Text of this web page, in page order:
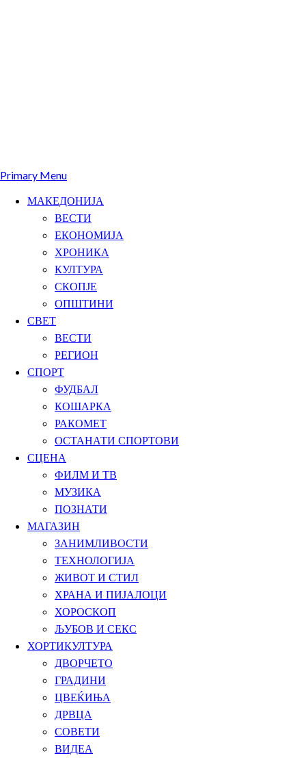
Primary Menu
МАКЕДОНИЈА
ВЕСТИ
ЕКОНОМИЈА
ХРОНИКА
КУЛТУРА
СКОПЈЕ
ОПШТИНИ
СВЕТ
ВЕСТИ
РЕГИОН
СПОРТ
ФУДБАЛ
КОШАРКА
РАКОМЕТ
ОСТАНАТИ СПОРТОВИ
СЦЕНА
ФИЛМ И ТВ
МУЗИКА
ПОЗНАТИ
МАГАЗИН
ЗАНИМЛИВОСТИ
ТЕХНОЛОГИЈА
ЖИВОТ И СТИЛ
ХРАНА И ПИЈАЛОЦИ
ХОРОСКОП
ЉУБОВ И СЕКС
ХОРТИКУЛТУРА
ДВОРЧЕТО
ГРАДИНИ
ЦВЕЌИЊА
ДРВЦА
СОВЕТИ
ВИДЕА